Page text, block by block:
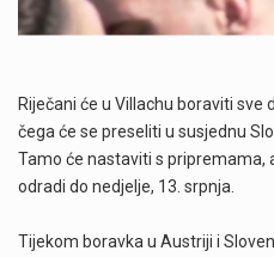
Riječani će u Villachu boraviti sve
čega će se preseliti u susjednu
Tamo će nastaviti s pripremama,
odradi do nedjelje, 13. srpnja.
Tijekom boravka u Austriji i